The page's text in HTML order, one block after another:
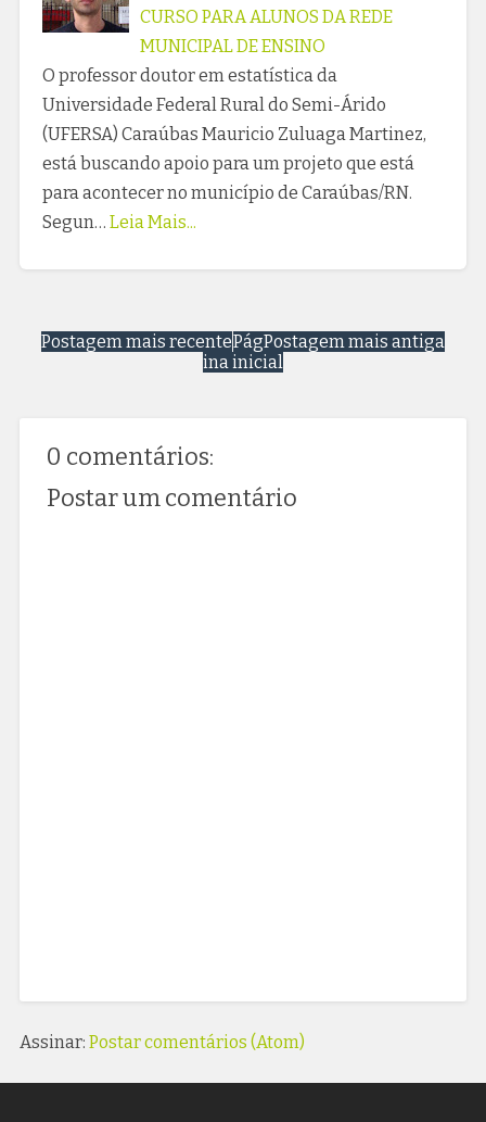
CURSO PARA ALUNOS DA REDE
MUNICIPAL DE ENSINO
O professor doutor em estatística da
Universidade Federal Rural do Semi-Árido
(UFERSA) Caraúbas Mauricio Zuluaga Martinez,
está buscando apoio para um projeto que está
para acontecer no município de Caraúbas/RN.
Segun… Leia Mais...
Postagem mais recente Postagem mais antiga
Pág
ina inicial
0 comentários:
Postar um comentário
Assinar: Postar comentários (Atom)